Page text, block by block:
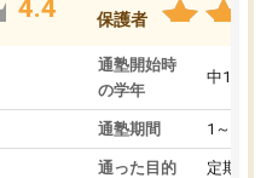
4.4 保護者
通塾開始時
の学年
中1
通塾期間 1～3ヵ月
通った目的 定期テス